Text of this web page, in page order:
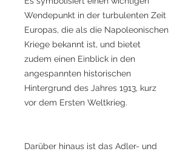
Wendepunkt in der turbulenten Zeit
Europas, die als die Napoleonischen
Kriege bekannt ist, und bietet
zudem einen Einblick in den
angespannten historischen
Hintergrund des Jahres 1913, kurz
vor dem Ersten Weltkrieg.
Darüber hinaus ist das Adler- und